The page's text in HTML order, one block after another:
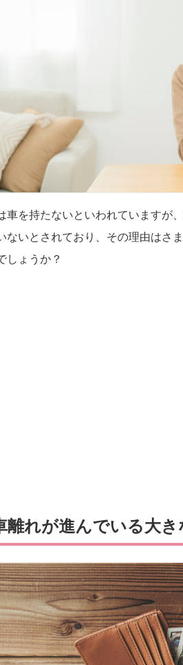
車を持たないといわれていますが
ないとされており、その理由はさ
しょうか？
離れが進んでいる大き